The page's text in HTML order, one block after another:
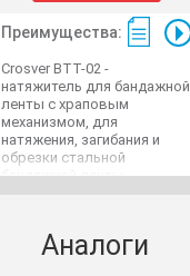
Преимущества:
Crosver BTT-02 -
натяжитель для бандажной
ленты с храповым
механизмом, для
натяжения, загибания и
обрезки стальной
бандажной ленты
Аналоги